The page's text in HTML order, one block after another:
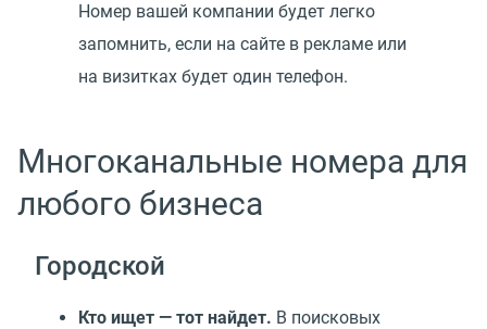
Номер вашей компании будет легко
запомнить, если на сайте в рекламе или
на визитках будет один телефон.
Многоканальные номера для
любого бизнеса
Городской
Кто ищет — тот найдет. В поисковых